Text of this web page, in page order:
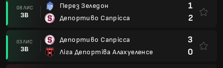
08 ЛИС
ЗВ
Перез Зеледон
Депортиво Сапрісса
1
2
03 ЛИС
ЗВ
Депортиво Сапрісса
Ліга Депортіва Алахуеленсе
3
0